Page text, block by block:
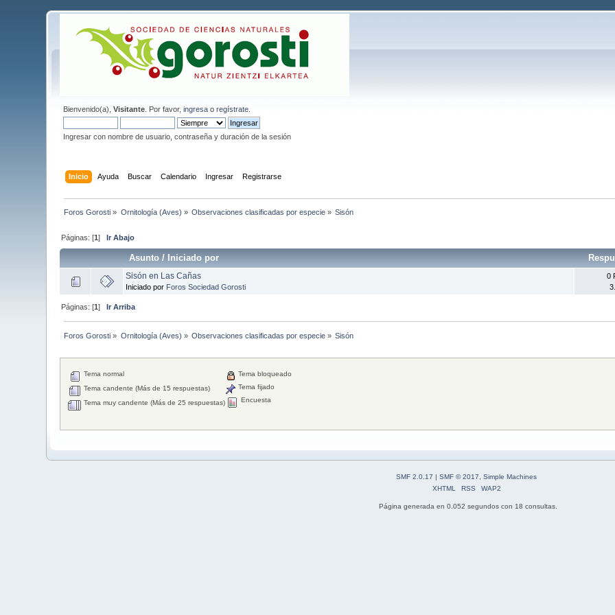
Bienvenido(a),Visitante . Por favor,ingresa oregístrate
Ingresar con nombre de usuario, contraseña y duración de la sesión
Inicio Ayuda Buscar Calendario Ingresar Registrarse
Foros Gorosti » Ornitología (Aves) » Observaciones clasificadas por especie » Sisón
Páginas: [1]Ir Abajo
Asunto /Iniciado por
Sisón en Las Cañas
Iniciado por Foros Sociedad Gorosti
0
Páginas: [1]Ir Arriba
Foros Gorosti » Ornitología (Aves) » Observaciones clasificadas por especie » Sisón
Tema normal
Tema candente (Más de 15 respuestas)
Tema muy candente (Más de 25 respuestas)
Tema bloqueado
Tema fijado
Encuesta
SMF 2.0.17 | SMF © 2017, Simple Machines
XHTML
RSS WAP2
Página generada en 0.052 segundos con 18 consultas.